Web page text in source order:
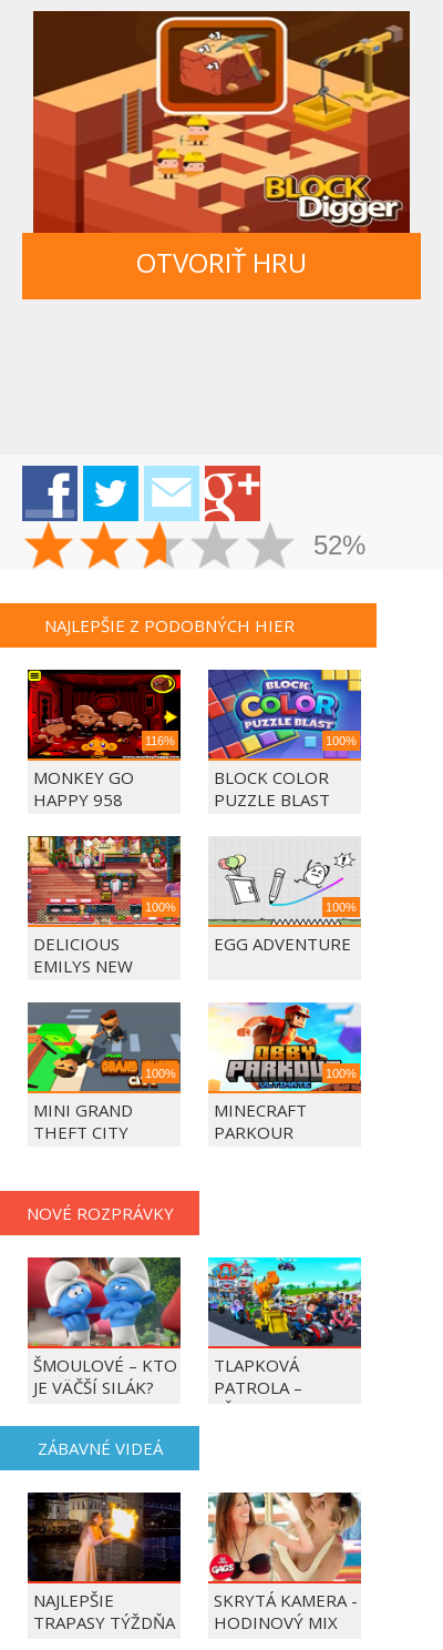
OTVORIŤ HRU
52%
NAJLEPŠIE Z PODOBNÝCH HIER
116%
MONKEY GO
HAPPY 958
100%
BLOCK COLOR
PUZZLE BLAST
100%
DELICIOUS
EMILYS NEW
100%
EGG ADVENTURE
100%
MINI GRAND
THEFT CITY
100%
MINECRAFT
PARKOUR
NOVÉ ROZPRÁVKY
ŠMOULOVÉ – KTO
JE VÄČŠÍ SILÁK?
TLAPKOVÁ
PATROLA –
VŠETKY LABKY DO
ZÁBAVNÉ VIDEÁ
NAJLEPŠIE
TRAPASY TÝŽDŇA
SKRYTÁ KAMERA -
HODINOVÝ MIX